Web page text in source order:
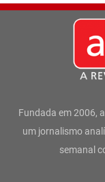
Fundada em 2006,
um jornalismo
semanal